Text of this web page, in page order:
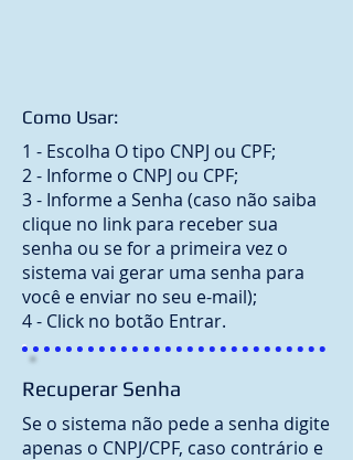
Como Usar:
1 - Escolha O tipo CNPJ ou CPF;
2 - Informe o CNPJ ou CPF;
3 - Informe a Senha (caso não saiba
clique no link para receber sua
senha ou se for a primeira vez o
sistema vai gerar uma senha para
você e enviar no seu e-mail);
4 - Click no botão Entrar.
Se o sistema não pede a senha digite
apenas o CNPJ/CPF, caso contrário e
Recuperar Senha